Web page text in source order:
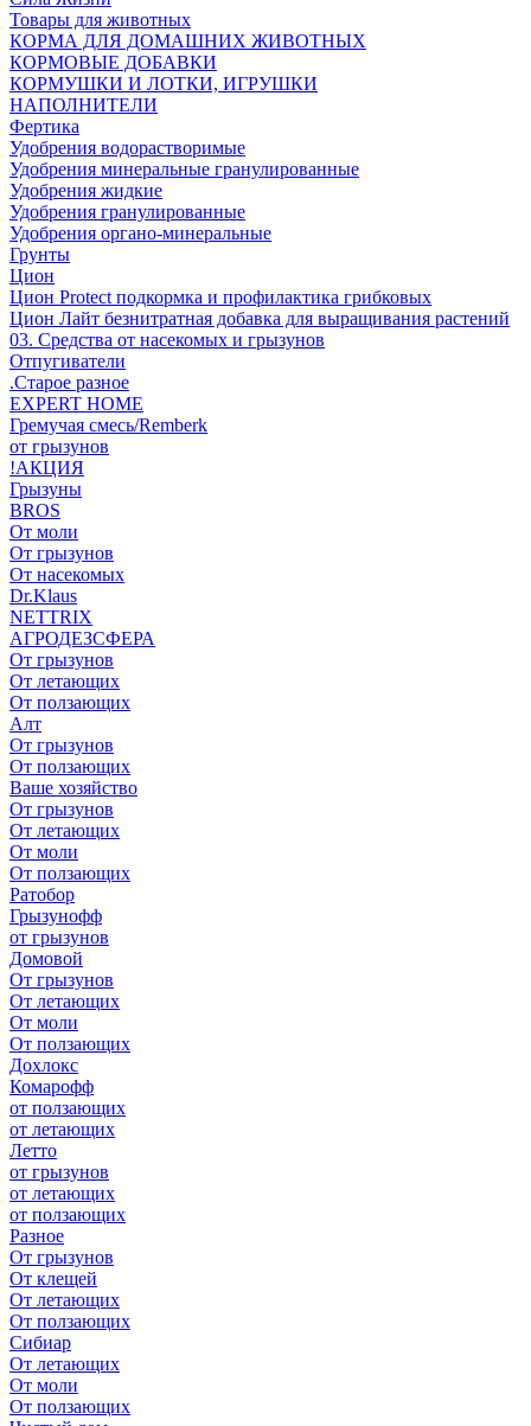
Товары для животных
КОРМА ДЛЯ ДОМАШНИХ ЖИВОТНЫХ
КОРМОВЫЕ ДОБАВКИ
КОРМУШКИ И ЛОТКИ, ИГРУШКИ
НАПОЛНИТЕЛИ
Фертика
Удобрения водорастворимые
Удобрения минеральные гранулированные
Удобрения жидкие
Удобрения гранулированные
Удобрения органо-минеральные
Грунты
Цион
Цион Protect подкормка и профилактика грибковых
Цион Лайт безнитратная добавка для выращивания растений
03. Средства от насекомых и грызунов
Отпугиватели
.Старое разное
EXPERT HOME
Гремучая смесь/Remberk
от грызунов
!АКЦИЯ
Грызуны
BROS
От моли
От грызунов
От насекомых
Dr.Klaus
NETTRIX
АГРОДЕЗСФЕРА
От грызунов
От летающих
От ползающих
Алт
От грызунов
От ползающих
Ваше хозяйство
От грызунов
От летающих
От моли
От ползающих
Ратобор
Грызунофф
от грызунов
Домовой
От грызунов
От летающих
От моли
От ползающих
Дохлокс
Комарофф
от ползающих
от летающих
Летто
от грызунов
от летающих
от ползающих
Разное
От грызунов
От клещей
От летающих
От ползающих
Сибиар
От летающих
От моли
От ползающих